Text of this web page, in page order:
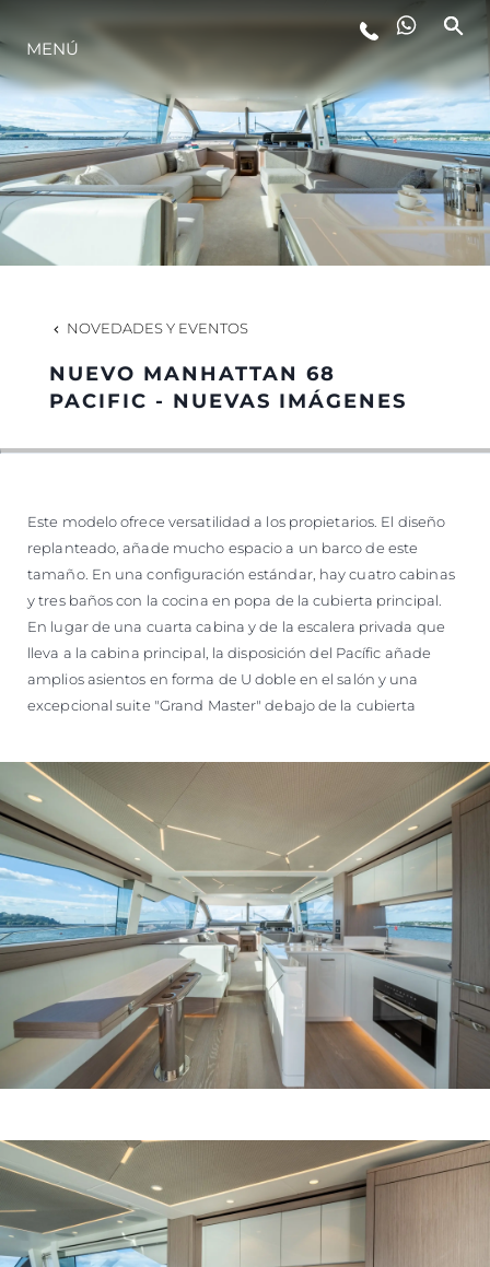
ESTILO DE VIDA
INNOVACIÓN
¿QUIÉNES SOMOS?
EL EQUIPO
HISTORIA
MENÚ
NOVEDADES Y EVENTOS
NUEVO MANHATTAN 68
PACIFIC - NUEVAS IMÁGENES
Este modelo ofrece versatilidad a los propietarios. El diseño
replanteado, añade mucho espacio a un barco de este
tamaño. En una configuración estándar, hay cuatro cabinas
y tres baños con la cocina en popa de la cubierta principal.
En lugar de una cuarta cabina y de la escalera privada que
lleva a la cabina principal, la disposición del Pacífic añade
amplios asientos en forma de U doble en el salón y una
excepcional suite "Grand Master" debajo de la cubierta